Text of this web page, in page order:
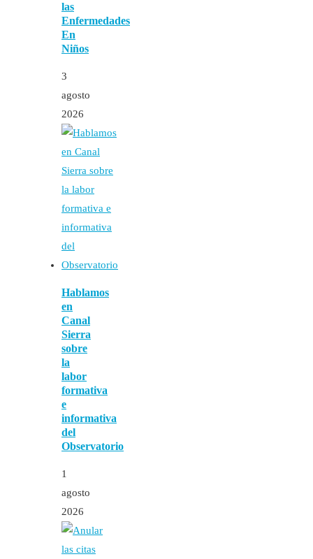
las
Enfermedades
En
Niños
3
agosto
2026
Hablamos
en
Canal
Sierra
sobre
la
labor
formativa
e
informativa
del
Observatorio
1
agosto
2026